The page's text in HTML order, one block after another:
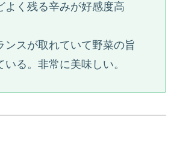
よく残る辛みが好感度高
ンスが取れていて野菜の旨
る。非常に美味しい。